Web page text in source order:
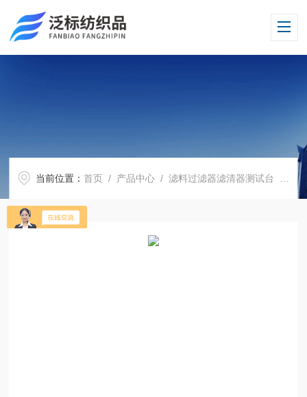
当前位置：首页 / 产品中心 /滤料过滤器滤清器测试台 过